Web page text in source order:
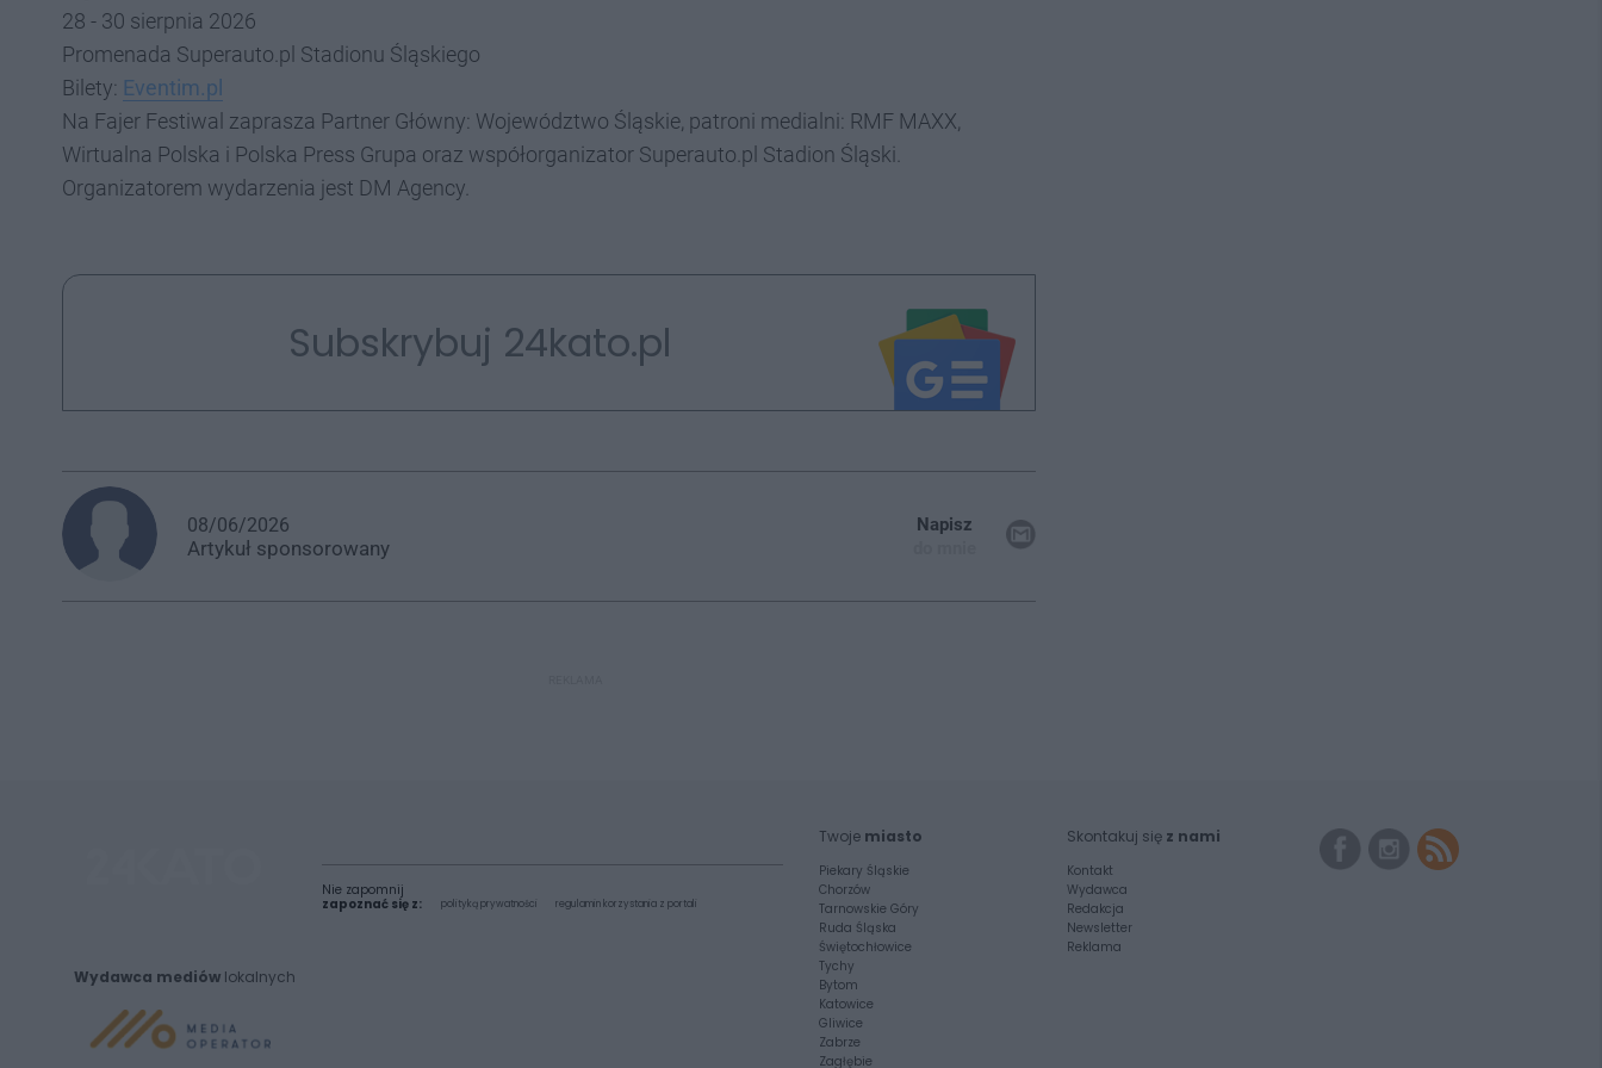
28 - 30 sierpnia 2026
Promenada Superauto.pl Stadionu Śląskiego
Bilety: Eventim.pl
Na Fajer Festiwal zaprasza Partner Główny: Województwo Śląskie, patroni medialni: RMF MAXX,
Wirtualna Polska i Polska Press Grupa oraz współorganizator Superauto.pl Stadion Śląski.
Organizatorem wydarzenia jest DM Agency.
Subskrybuj 24kato.pl
08/06/2026
Artykuł sponsorowany
Napisz
Wydawca mediów lokalnych
Nie zapomnij
zapoznać się z:
polityką prywatności regulamin korzystania z portali
Twoje miasto
Piekary Śląskie
Chorzów
Tarnowskie Góry
Ruda Śląska
Świętochłowice
Tychy
Bytom
Katowice
Gliwice
Zabrze
Zagłębie
Skontakuj się z nami
Kontakt
Wydawca
Redakcja
Newsletter
Reklama